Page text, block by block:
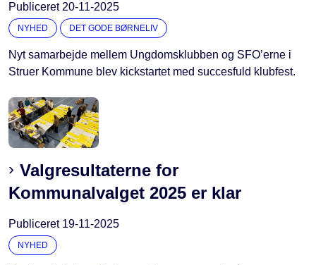
Publiceret20-11-2025
NYHED DET GODE BØRNELIV
Nyt samarbejde mellem Ungdomsklubben og SFO’erne i
Struer Kommune blev kickstartet med succesfuld klubfest.
Valgresultaterne for
Kommunalvalget 2025 er klar
Publiceret 19-11-2025
NYHED